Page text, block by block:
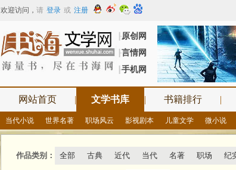
欢迎访问 ， 请 登录 或 注册
┠原创网
┠言情网
┠手机网
网站首页 | 文学书库 | 书籍排行 |
当代小说 世界名著 职场风云 影视剧本 儿童文学 微小说
作品类别： 全部 古典 近代 当代 名著 职场 纪